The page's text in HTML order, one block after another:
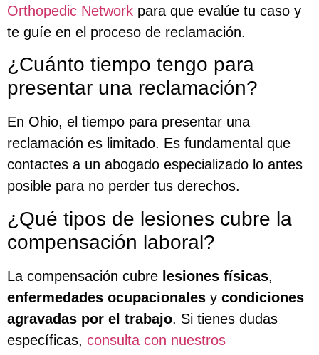
Orthopedic Network para que evalúe tu caso y
te guíe en el proceso de reclamación.
¿Cuánto tiempo tengo para
presentar una reclamación?
En Ohio, el tiempo para presentar una
reclamación es limitado. Es fundamental que
contactes a un abogado especializado lo antes
posible para no perder tus derechos.
¿Qué tipos de lesiones cubre la
compensación laboral?
La compensación cubre lesiones físicas,
enfermedades ocupacionales y condiciones
agravadas por el trabajo. Si tienes dudas
específicas, consulta con nuestros